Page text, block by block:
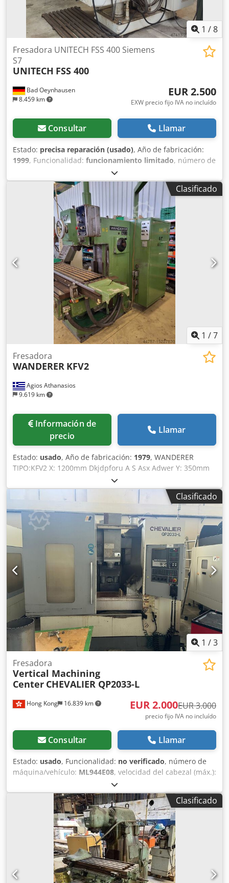
1 /8
Bad Oeynhausen
8.459 km
Fresadora UNITECH FSS 400 Siemens
S7
UNITECH FSS 400
EUR 2.500
EXW precio fijo IVA no incluído
Consultar Llamar
Estado: precisa reparación (usado), Año de fabricación:
1999, Funcionalidad: funcionamiento limitado, número de
FSS 400 / 20041
X:1.120 mm, longitud de avance eje Y:345 mm, longitud
de avance eje Z:400 mm , peso total:4.100 kg, Se vende
una fresadora UNITECH FSS 400, tal como se muestra en
las fotos. La máquina es de segunda mano, pero el
acoplamiento de avance está defectuoso y deberá ser
reemplazado o reparado. Djdpfx Ajznaqiodwokr Ya se ha
instalado un sistema de control Siemens S7.
Portaherramientas: SK50 Tamaño de la mesa: 1600 x 400
mm La recogida y la carga deben ser organizadas y
pagadas por el cliente.
Clasificado
1 /7
Agios Athanasios
9.619 km
Fresadora
WANDERER KFV2
Información de
precio
Llamar
Estado: usado, Año de fabricación: 1979, WANDERER
TIPO:KFV2 X: 1200mm Dkjdpforu A S Asx Adwer Y: 350mm
Z: 450mm HECHO EN ALEMANIA
Clasificado
1 /3
Hong Kong 16.839 km
Fresadora
Vertical Machining
Center CHEVALIER QP2033-L
EUR 2.000EUR 3.000
precio fijo IVA no incluído
Consultar Llamar
Estado: usado, Funcionalidad: no verificado, número de
máquina/vehículo: ML944E08, velocidad del cabezal (máx.):
, tipo de corriente de entrada:
total:5.500 kg, tensión de entrada:400 V, Centro de
mecanizado vertical CHEVALIER QP2033-L. La máquina está
disponible para su inspección en Riga, Letonia.
Actualmente, la máquina está conectada a la corriente y
puede ser inspeccionada previa cita. Djdpfx
Aszfgmxedwekr Se pueden proporcionar fotografías
adicionales e información técnica a petición.
Clasificado